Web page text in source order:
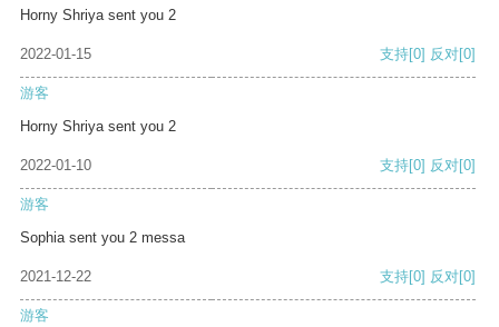
Horny Shriya sent you 2
2022-01-15 支持[0] 反对[0]
游客
Horny Shriya sent you 2
2022-01-10 支持[0] 反对[0]
游客
Sophia sent you 2 messa
2021-12-22 支持[0] 反对[0]
游客